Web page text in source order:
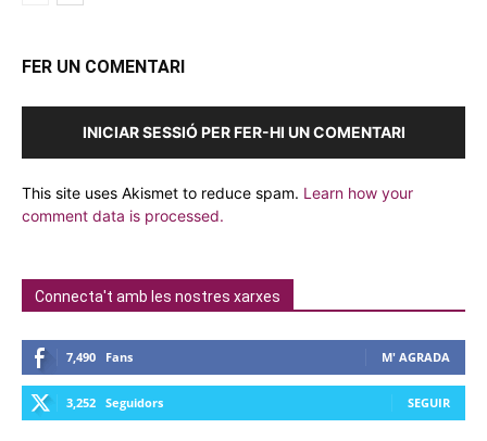
FER UN COMENTARI
INICIAR SESSIÓ PER FER-HI UN COMENTARI
This site uses Akismet to reduce spam. Learn how your
comment data is processed.
Connecta't amb les nostres xarxes
7,490 Fans M' AGRADA
3,252 Seguidors SEGUIR